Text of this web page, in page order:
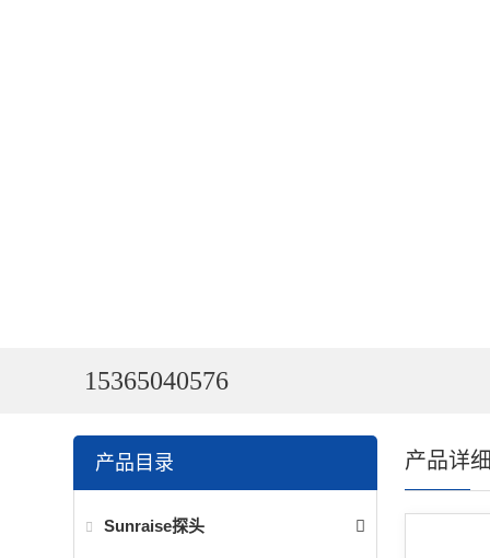
15365040576
产品目录
Sunraise探头
产品详